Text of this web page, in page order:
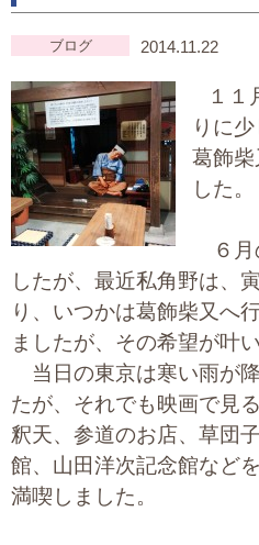
ブログ 2014.11.22
１１
りに
葛飾柴
した。
６月
したが、最近私角野は、
り、いつかは葛飾柴又へ
ましたが、その希望が叶
当日の東京は寒い雨が
たが、それでも映画で見
釈天、参道のお店、草団
館、山田洋次記念館など
満喫しました。